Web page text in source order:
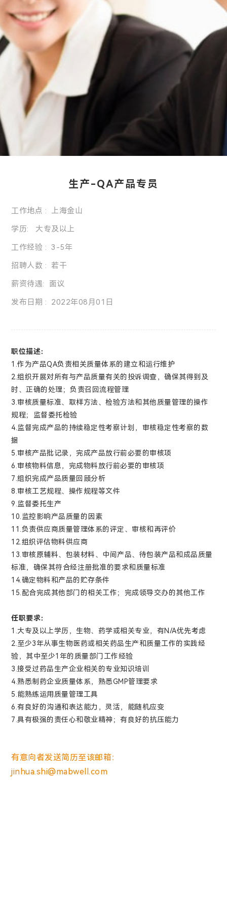
生产-QA产品专员
工作地点 : 上海金山
学历: 大专及以上
工作经验 : 3-5年
招聘人数 : 若干
薪资待遇: 面议
发布日期 : 2022年08月01日
职位描述：
1.作为产品QA负责相关质量体系的建立和运行维护
2.组织开展对所有与产品质量有关的投诉调查，确保其得到及
时、正确的处理；负责召回流程管理
3.审核质量标准、取样方法、检验方法和其他质量管理的操作
规程；监督委托检验
4.监督完成产品的持续稳定性考察计划，审核稳定性考察的数
据
5.审核产品批记录，完成产品放行前必要的审核项
6.审核物料信息，完成物料放行前必要的审核项
7.组织完成产品质量回顾分析
8.审核工艺规程、操作规程等文件
9.监督委托生产
10.监控影响产品质量的因素
11.负责供应商质量管理体系的评定、审核和再评价
12.组织评估物料供应商
13.审核原辅料、包装材料、中间产品、待包装产品和成品质量
标准，确保其符合经注册批准的要求和质量标准
14.确定物料和产品的贮存条件
15.配合完成其他部门的相关工作；完成领导交办的其他工作
任职要求：
1.大专及以上学历，生物、药学或相关专业，有N/A优先考虑
2.至少3年从事生物医药或相关药品生产和质量工作的实践经
验，其中至少1年的质量部门工作经验
3.接受过药品生产企业相关的专业知识培训
4.熟悉制药企业质量体系，熟悉GMP管理要求
5.能熟练运用质量管理工具
6.有良好的沟通和表达能力，灵活，能随机应变
7.具有极强的责任心和敬业精神；有良好的抗压能力
有意向者发送简历至该邮箱：
jinhua.shi@mabwell.com